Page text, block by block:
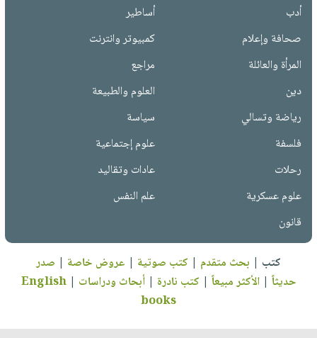
أدب
أساطير
صحافة وإعلام
كمبيوتر وانترنت
المرأة والعائلة
مراجع
دين
العلوم والطبيعة
رياضة وتسالي
سياسة
فلسفة
علوم إجتماعية
رحلات
عادات وتقاليد
علوم عسكرية
علم النفس
قانون
كتب | بحث متقدم | كتب صوتية | عروض خاصة | صدر
حديثاً |الأكثر مبيعاً | كتب نادرة |أبحاث ودراسات |
English
books